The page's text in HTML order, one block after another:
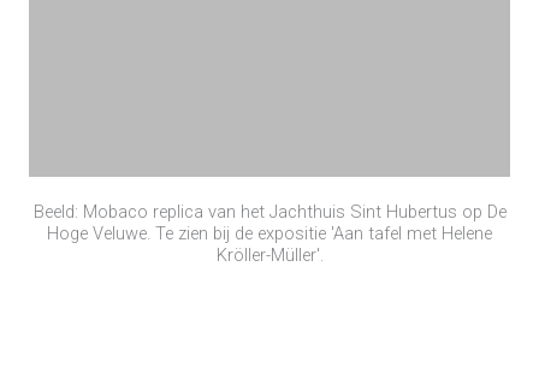
Beeld: Mobaco replica van het Jachthuis Sint Hubertus op De
Hoge Veluwe. Te zien bij de expositie 'Aan tafel met Helene
Kröller-Müller'.